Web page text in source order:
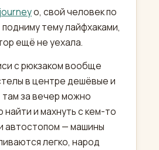
о, свой человек по
тему лайфхаками,
ещё не уехала.
с рюкзаком вообще
в центре дешёвые и
за вечер можно
найти и махнуть с кем-то
автостопом — машины
легко, народ